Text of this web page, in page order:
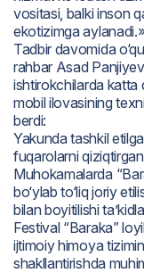
vositasi, balki inson
ekotizimga
Tadbir davomida
rahbar Asad
ishtirokchilarda katta
mobil ilovasining
berdi:
Yakunda tashkil
fuqarolarni
Muhokamalarda
bo‘ylab to‘liq joriy
bilan boyitilishi
Festival “Baraka”
ijtimoiy himoya
shakllantirishda